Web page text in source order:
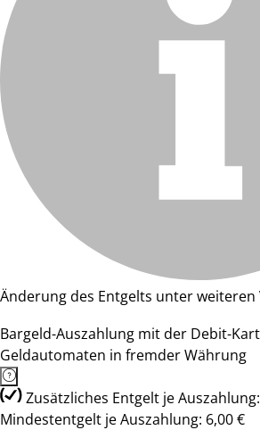
Änderung des Entgelts unter weiteren
Bargeld-Auszahlung mit der Debit-
Geldautomaten in fremder Währung
Zusätzliches Entgelt je
Mindestentgelt je Auszahlung: 6,00 €